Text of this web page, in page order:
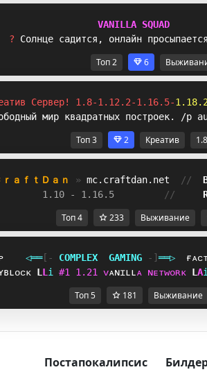
VANIL L A SQUAD
? Солнце садится , онлайн просыпается
Топ 2 6
Сервер! 1.8-1.12.2-1.16.5-1.18.2
мир квадратных построек. /p
Топ 3 2 Креатив
ｒａｆｔＤａｎ » mc.craftdan.net //
1.10 - 1.16.5
//
Топ 4 233 Выживание
◁══[‐ COMPL EX GAMING ‐]══▷
[ R i #1 1 . 21 ᴠᴀɴɪʟʟᴀ ɴᴇᴛᴡᴏʀᴋ K Zi
Топ 5 181 Выживание
Постапокалипсис